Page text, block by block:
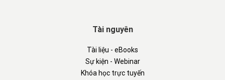
Tài nguyên
Tài liệu - eBooks
Sự kiện - Webinar
Khóa học trực tuyến